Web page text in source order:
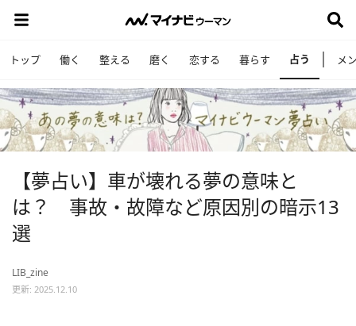
トップ 働く 整える 磨く 恋する 暮らす 占う メ
【夢占い】車が壊れる夢の意味と
は？ 事故・故障など原因別の暗示13
選
LIB_zine
更新: 2025.12.10